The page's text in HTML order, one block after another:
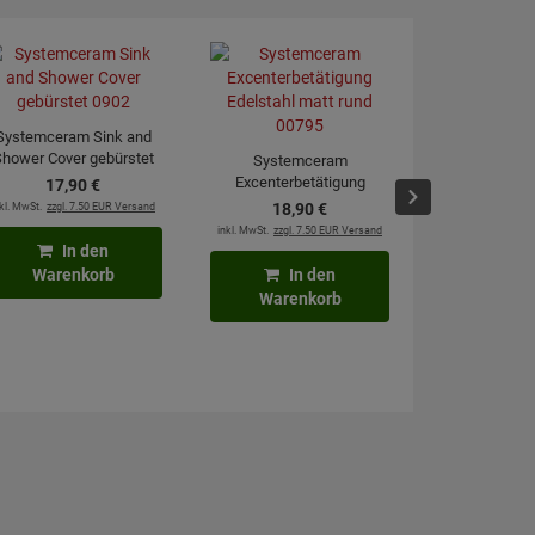
Sink and
Cover gebürstet
0902
17,90€
MwSt. zzgl. 7.50 EUR Versand
In den
Warenkorb
Systemceram
Excenterbetätigung
Edelstahl matt rund 00795
18,90€
inkl. MwSt. zzgl. 7.50 EUR Versand
In den
Warenkorb